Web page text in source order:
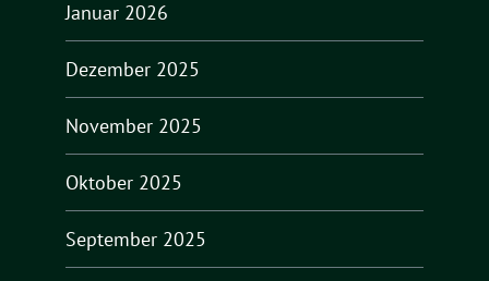
Januar 2026
Dezember 2025
November 2025
Oktober 2025
September 2025